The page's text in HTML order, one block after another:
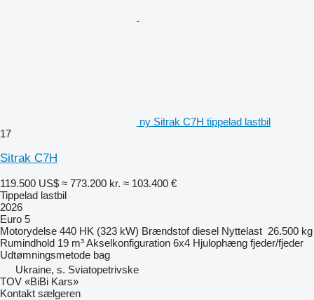
ny Sitrak C7H tippelad lastbil
17
Sitrak C7H
119.500 US$ ≈ 773.200 kr. ≈ 103.400 €
Tippelad lastbil
2026
Euro 5
Motorydelse 440 HK (323 kW) Brændstof diesel Nyttelast 26.500 kg
Rumindhold 19 m³Akselkonfiguration 6x4 Hjulophæng fjeder/fjeder
Udtømningsmetode bag
Ukraine, s. Sviatopetrivske
TOV «BiBi Kars»
Kontakt sælgeren